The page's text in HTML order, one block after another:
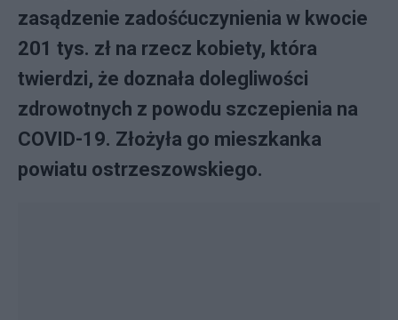
zasądzenie zadośćuczynienia w kwocie
201 tys. zł na rzecz kobiety, która
twierdzi, że doznała dolegliwości
zdrowotnych z powodu szczepienia na
COVID-19. Złożyła go mieszkanka
powiatu ostrzeszowskiego.